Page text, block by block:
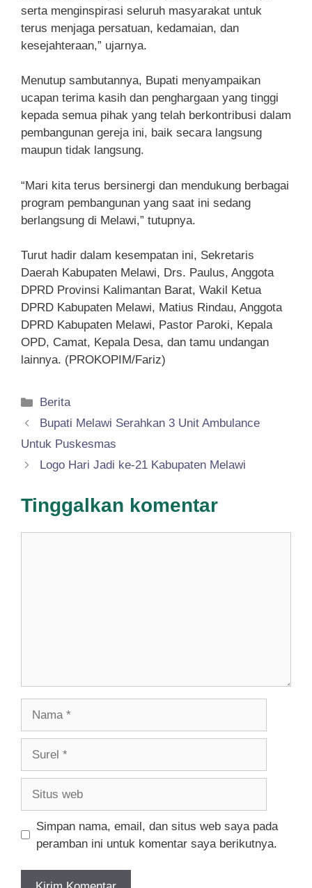
serta menginspirasi seluruh masyarakat untuk
terus menjaga persatuan, kedamaian, dan
kesejahteraan,” ujarnya.
Menutup sambutannya, Bupati menyampaikan
ucapan terima kasih dan penghargaan yang tinggi
kepada semua pihak yang telah berkontribusi dalam
pembangunan gereja ini, baik secara langsung
maupun tidak langsung.
“Mari kita terus bersinergi dan mendukung berbagai
program pembangunan yang saat ini sedang
berlangsung di Melawi,” tutupnya.
Turut hadir dalam kesempatan ini, Sekretaris
Daerah Kabupaten Melawi, Drs. Paulus, Anggota
DPRD Provinsi Kalimantan Barat, Wakil Ketua
DPRD Kabupaten Melawi, Matius Rindau, Anggota
DPRD Kabupaten Melawi, Pastor Paroki, Kepala
OPD, Camat, Kepala Desa, dan tamu undangan
lainnya. (PROKOPIM/Fariz)
Kategori
Berita
Bupati Melawi Serahkan 3 Unit Ambulance
Untuk Puskesmas
Logo Hari Jadi ke-21 Kabupaten Melawi
Tinggalkan komentar
Simpan nama, email, dan situs web saya pada
peramban ini untuk komentar saya berikutnya.